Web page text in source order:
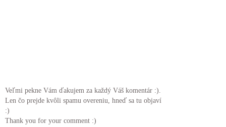
Veľmi pekne Vám ďakujem za každý Váš komentár :).
Len čo prejde kvôli spamu overeniu, hneď sa tu objaví
:)
Thank you for your comment :)